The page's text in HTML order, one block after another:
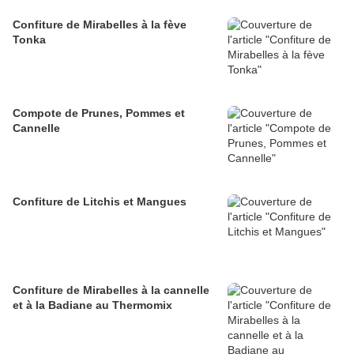
Confiture de Mirabelles à la fève
Tonka
Compote de Prunes, Pommes et
Cannelle
Confiture de Litchis et Mangues
Confiture de Mirabelles à la cannelle
et à la Badiane au Thermomix